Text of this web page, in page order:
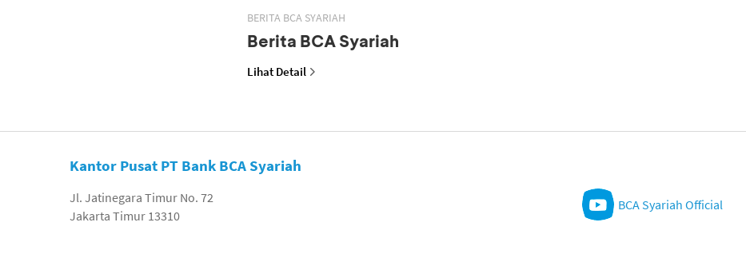
BERITA BCA SYARIAH
Berita BCA Syariah
Lihat Detail
Kantor Pusat PT Bank BCA Syariah
Jl. Jatinegara Timur No. 72
Jakarta Timur 13310
BCA Syariah Official